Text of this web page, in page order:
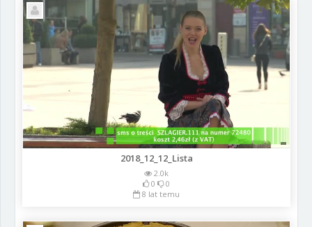
2018_12_12_Lista
2.0k
0
0
8 lat temu